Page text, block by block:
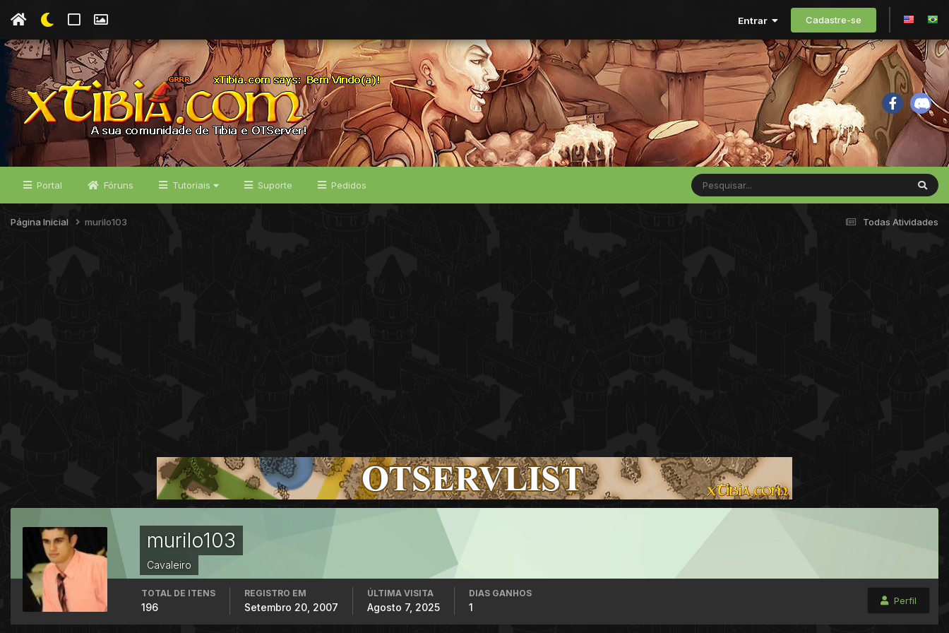
Entrar Cadastre-se
Portal Fóruns Tutoriais Suporte Pedidos
Todas Atividades
Página Inicial murilo103
murilo103
Cavaleiro
Perfil
TOTAL DE ITENS
196
REGISTRO EM
Setembro 20, 2007
ÚLTIMA VISITA
Agosto 7, 2025
DIAS GANHOS
1